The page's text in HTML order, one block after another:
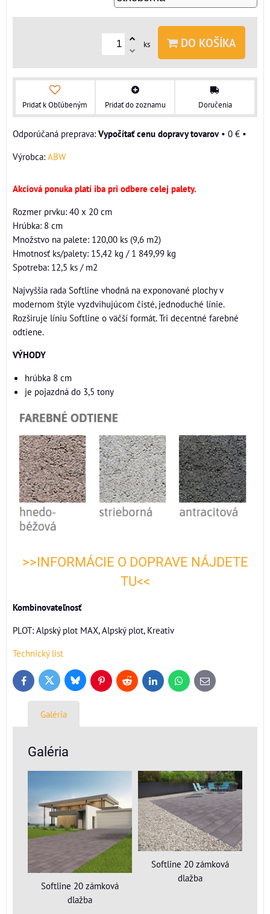
ks DO KOŠÍKA
Pridať k Obľúbeným Pridať do zoznamu Doručenia
Vypočítať cenu dopravy tovarov• 0 € •
Výrobca: ABW
Akciová ponuka platí iba pri odbere celej palety.
Rozmer prvku: 40 x 20 cm
Hrúbka: 8 cm
Množstvo na palete: 120,00 ks (9,6 m2)
Hmotnosť ks/palety: 15,42 kg / 1 849,99 kg
Spotreba: 12,5 ks / m2
Najvyššia rada Softline vhodná na exponované plochy v
modernom štýle vyzdvihujúcom čisté, jednoduché línie.
Rozširuje líniu Softline o väčší formát. Tri decentné farebné
odtiene.
VÝHODY
hrúbka 8 cm
je pojazdná do 3,5 tony
>>INFORMÁCIE O DOPRAVE NÁJDETE
TU<<
Kombinovateľnosť
PLOT: Alpský plot MAX, Alpský plot, Kreativ
Technický list
FacebookTwitter BlueskyPinterestReddit LinkedInWhatsApp
E-
mail
Galéria
Galéria
Softline 20 zámková
dlažba
Softline 20 zámková
dlažba